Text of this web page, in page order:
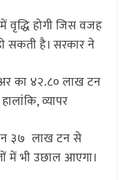
होगी जिस वजह
सकती है। सरकार ने
का ४२.८० लाख टन
व्यापर
३७ लाख टन से
में भी उछाल आएगा।